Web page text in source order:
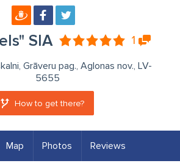
SIA 1
Grāveru pag., Aglonas nov., LV-
5655
How to get there?
Map Photos Reviews